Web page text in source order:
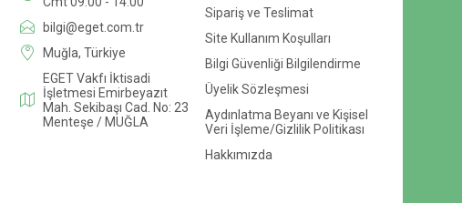
bilgi@eget.com.tr
Muğla, Türkiye
EGET Vakfı İktisadi
İşletmesi Emirbeyazıt
Mah. Sekibaşı Cad. No: 23
Menteşe / MUĞLA
Sipariş ve Teslimat
Site Kullanım Koşulları
Bilgi Güvenliği Bilgilendirme
Üyelik Sözleşmesi
Aydınlatma Beyanı ve Kişisel
Veri İşleme/Gizlilik Politikası
Hakkımızda